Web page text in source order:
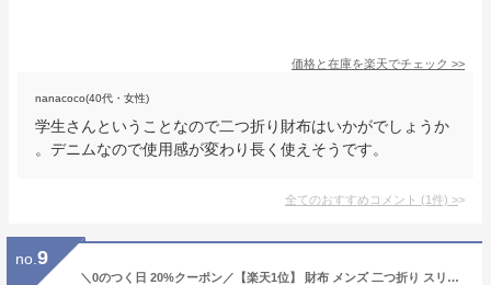
価格と在庫を楽天でチェック >>
nanacoco(40代・女性)
学生さんということなので二つ折り財布はいかがでしょうか
。デニムなので使用感が変わり長く使えそうです。
全てのおすすめコメント (1件) >
no. 9
＼0のつく日 20%クーポン／【楽天1位】 財布 メンズ 二つ折り スリム オールインワン 本革 Le sourire box型小銭入れ ボックス型小銭入れ レザー 革 牛革 二つ折り財布 ブランド カード 小銭入れ 2つ折り プレゼント ギフト メンズ財布 コンパクト 父の日